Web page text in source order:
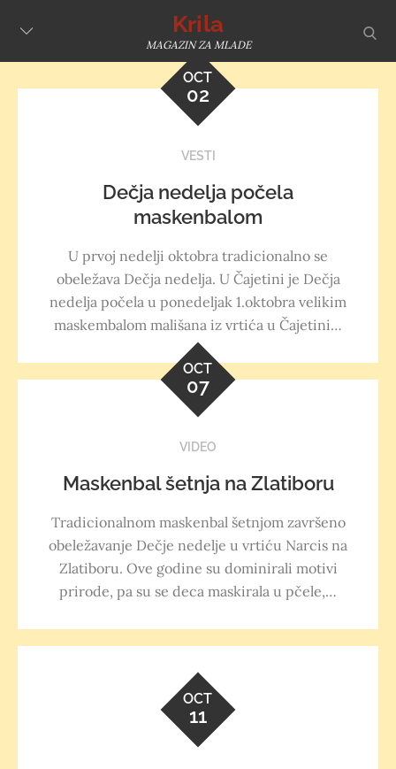
Krila
MAGAZIN ZA MLADE
OCT
02
VESTI
Dečja nedelja počela
maskenbalom
U prvoj nedelji oktobra tradicionalno se
obeležava Dečja nedelja. U Čajetini je Dečja
nedelja počela u ponedeljak 1.oktobra velikim
maskembalom mališana iz vrtića u Čajetini…
OCT
07
VIDEO
Maskenbal šetnja na Zlatiboru
Tradicionalnom maskenbal šetnjom završeno
obeležavanje Dečje nedelje u vrtiću Narcis na
Zlatiboru. Ove godine su dominirali motivi
prirode, pa su se deca maskirala u pčele,…
OCT
11